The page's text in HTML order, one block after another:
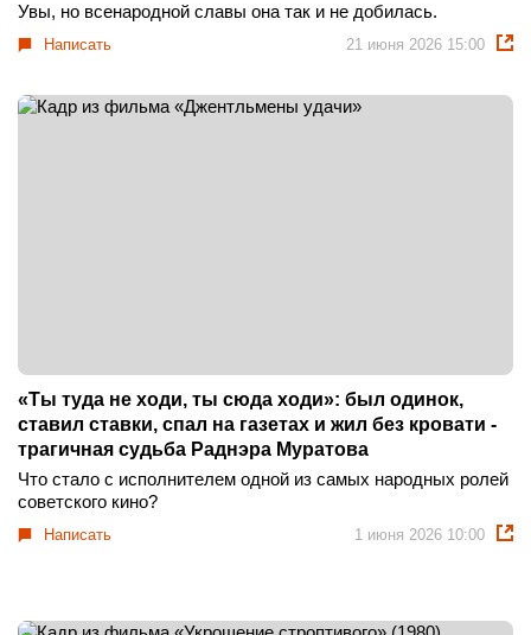
Увы, но всенародной славы она так и не добилась.
Написать 21 июня 2026 15:00
«Ты туда не ходи, ты сюда ходи»: был одинок,
ставил ставки, спал на газетах и жил без кровати -
трагичная судьба Раднэра Муратова
Что стало с исполнителем одной из самых народных ролей
советского кино?
Написать 1 июня 2026 10:00